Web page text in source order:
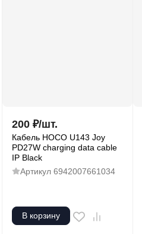
200 ₽/шт.
Кабель HOCO U143 Joy
PD27W charging data cable
IP Black
Артикул 6942007661034
В корзину